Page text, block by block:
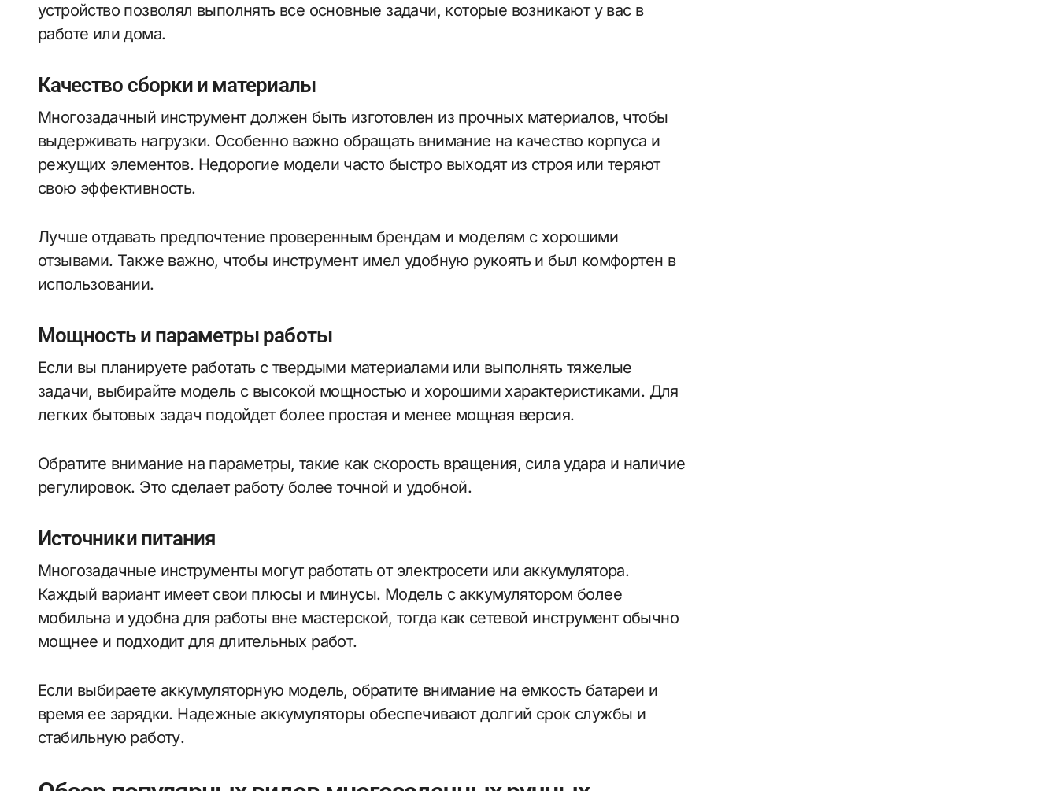
устройство позволял выполнять все основные задачи, которые возникают у вас в
работе или дома.
Качество сборки и материалы
Многозадачный инструмент должен быть изготовлен из прочных материалов, чтобы
выдерживать нагрузки. Особенно важно обращать внимание на качество корпуса и
режущих элементов. Недорогие модели часто быстро выходят из строя или теряют
свою эффективность.
Лучше отдавать предпочтение проверенным брендам и моделям с хорошими
отзывами. Также важно, чтобы инструмент имел удобную рукоять и был комфортен в
использовании.
Мощность и параметры работы
Если вы планируете работать с твердыми материалами или выполнять тяжелые
задачи, выбирайте модель с высокой мощностью и хорошими характеристиками. Для
легких бытовых задач подойдет более простая и менее мощная версия.
Обратите внимание на параметры, такие как скорость вращения, сила удара и наличие
регулировок. Это сделает работу более точной и удобной.
Источники питания
Многозадачные инструменты могут работать от электросети или аккумулятора.
Каждый вариант имеет свои плюсы и минусы. Модель с аккумулятором более
мобильна и удобна для работы вне мастерской, тогда как сетевой инструмент обычно
мощнее и подходит для длительных работ.
Если выбираете аккумуляторную модель, обратите внимание на емкость батареи и
время ее зарядки. Надежные аккумуляторы обеспечивают долгий срок службы и
стабильную работу.